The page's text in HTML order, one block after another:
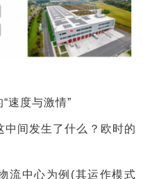
度与激情”
间发生了什么？欧时的
中心为例(其运作模式